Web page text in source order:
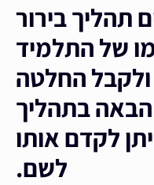
תהליך בירור
של התלמיד
ולקבל החלטה
בתהליך
לקדם אותו
לשם.